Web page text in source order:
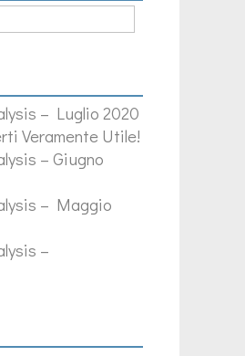
– Luglio 2020
Veramente Utile!
– Giugno
– Maggio
–